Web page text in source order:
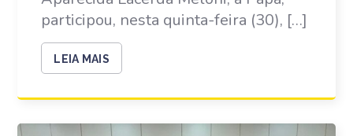
participou, nesta quinta-feira (30), […]
LEIA MAIS